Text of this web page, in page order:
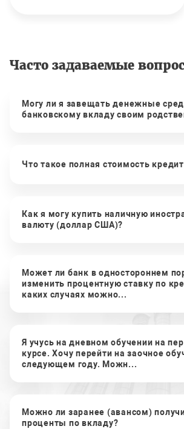
Часто задаваемые
Могу ли я завещать денежные
банковскому вкладу своим
Что такое полная стоимость
Как я могу купить наличную
валюту (доллар США)?
Может ли банк в одностороннем
изменить процентную ставку по
каких случаях можно...
Я учусь на дневном обучении на
курсе. Хочу перейти на заочное
следующем году. Можн...
Можно ли заранее (авансом)
проценты по вкладу?